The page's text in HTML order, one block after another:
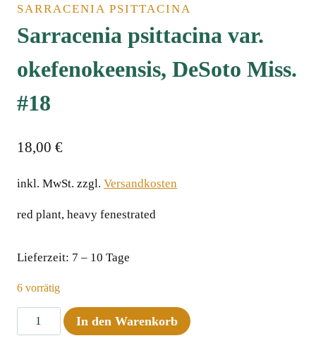
SARRACENIA PSITTACINA
Sarracenia psittacina var.
okefenokeensis, DeSoto Miss.
#18
18,00 €
inkl. MwSt. zzgl. Versandkosten
red plant, heavy fenestratedﾠ
Lieferzeit: 7 – 10 Tage
6 vorrätig
Sarracenia
psittacina
In den Warenkorb